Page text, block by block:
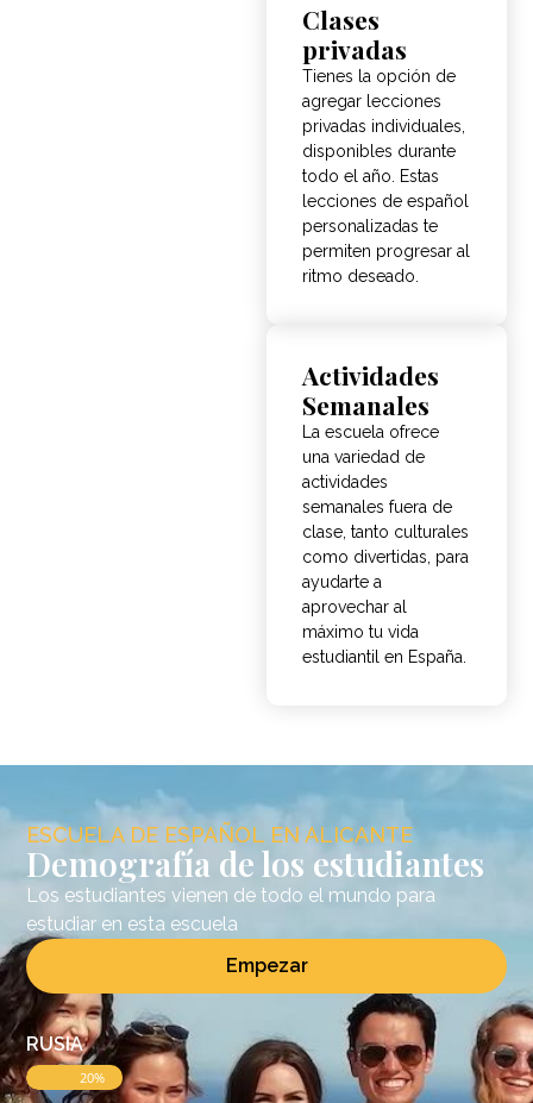
Clases
privadas
Tienes la opción de
agregar lecciones
privadas individuales,
disponibles durante
todo el año. Estas
lecciones de español
personalizadas te
permiten progresar al
ritmo deseado.
Actividades
Semanales
La escuela ofrece
una variedad de
actividades
semanales fuera de
clase, tanto culturales
como divertidas, para
ayudarte a
aprovechar al
máximo tu vida
estudiantil en España.
ESCUELA DE ESPAÑOL EN ALICANTE
Demografía de los estudiantes
Los estudiantes vienen de todo el mundo para
estudiar en esta escuela
Empezar
RUSIA
20%